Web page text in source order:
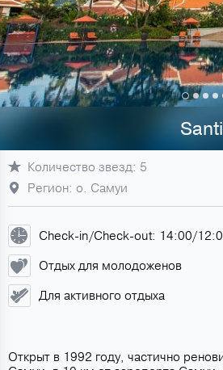
Количество звезд: 5
Регион: о. Самуи
Check-in/Check-out: 14:00/
Отдых для молодоженов
Для активного отдыха
Открыт в 1992 году, частично